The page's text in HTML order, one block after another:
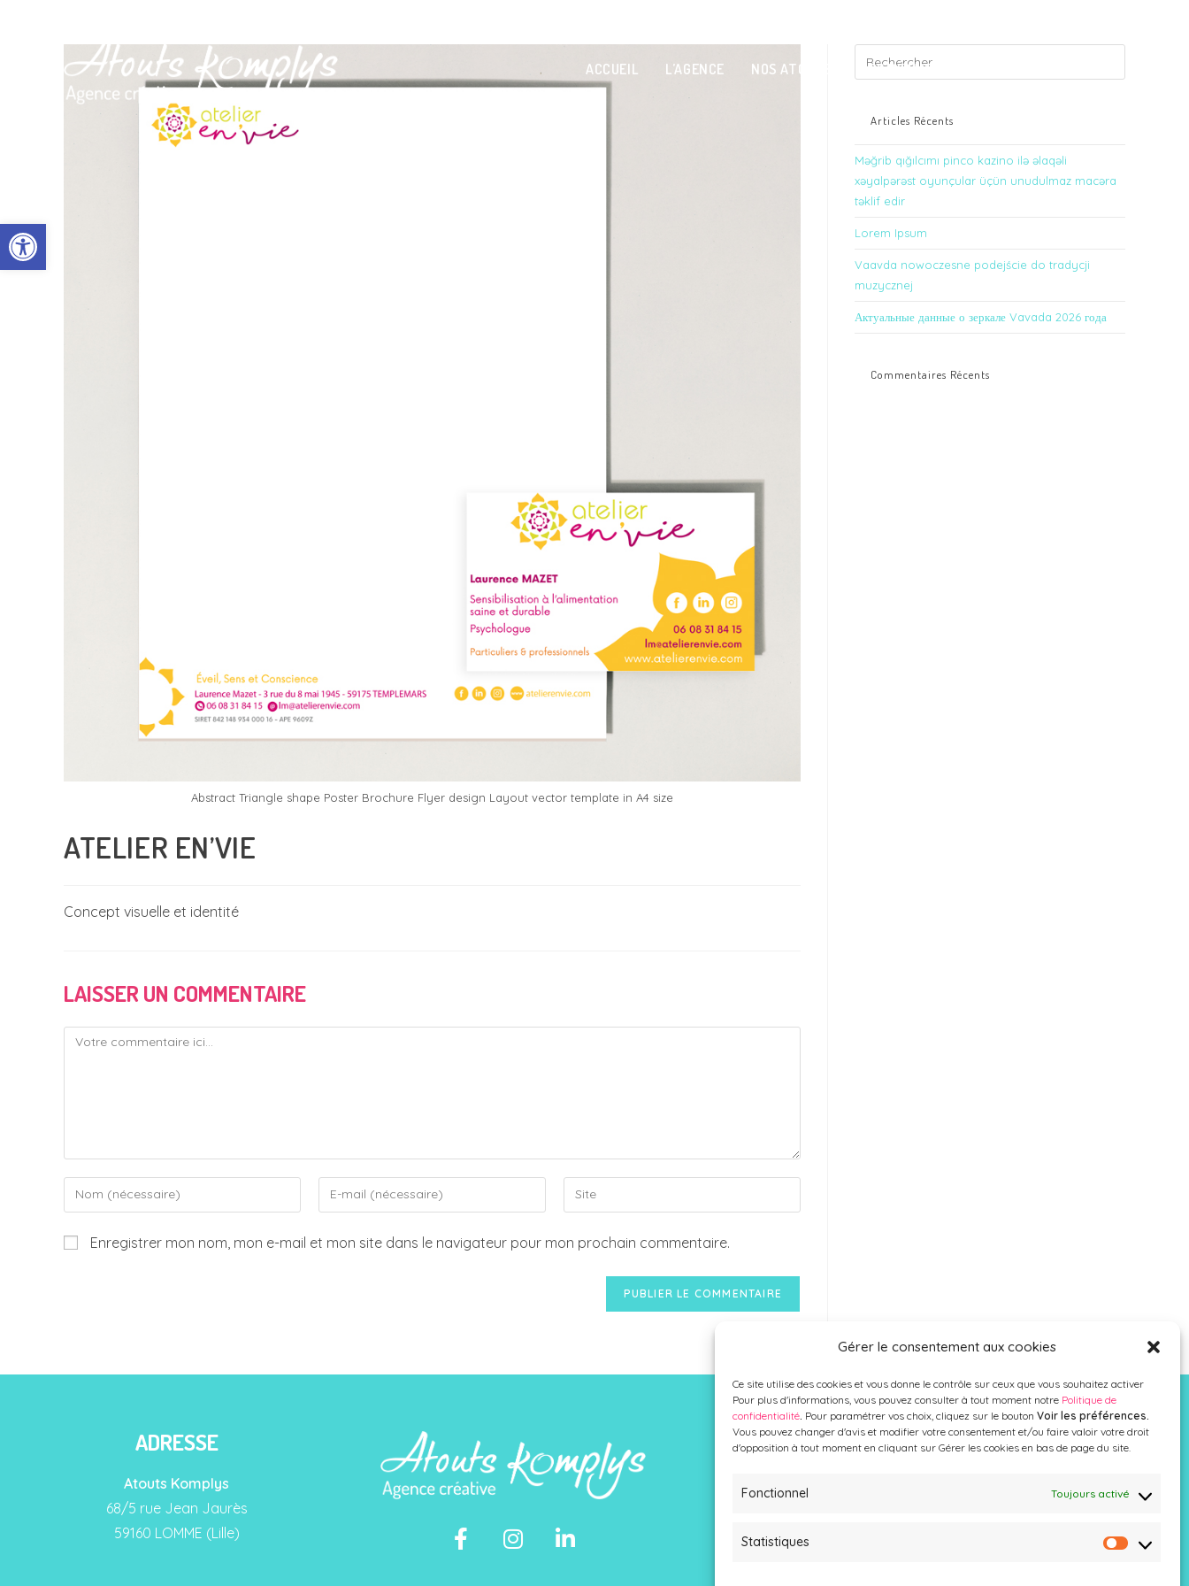
Ouvrir la barre d’outils
Gérer le consentement aux cookies
Ce site utilise des cookies et vous donne le contrôle sur ceux que vous souhaitez activer
Pour plus d'informations, vous pouvez consulter à tout moment notre Politique de
confidentialité. Pour paramétrer vos choix, cliquez sur le bouton Voir les préférences.
Vous pouvez changer d'avis et modifier votre consentement et/ou faire valoir votre droit
d'opposition à tout moment en cliquant sur Gérer les cookies en bas de page du site.
Fonctionnel Toujours activé
Statistiques
ACCUEIL L’AGENCE NOS ATOUTS NOS RÉALISATIONS
Abstract Triangle shape Poster Brochure Flyer design Layout vector template in A4 size
ATELIER EN’VIE
Concept visuelle et identité
LAISSER UN COMMENTAIRE
Enregistrer mon nom, mon e-mail et mon site dans le navigateur pour mon prochain commentaire.
Articles Récents
Məğrib qığılcımı pinco kazino ilə əlaqəli
xəyalpərəst oyunçular üçün unudulmaz macəra
təklif edir
Lorem Ipsum
Vaavda nowoczesne podejście do tradycji
muzycznej
Актуальные данные о зеркале Vavada 2026 года
Commentaires Récents
ADRESSE
Atouts Komplys
68/5 rue Jean Jaurès
59160 LOMME (Lille)
NOUS CONTACTER